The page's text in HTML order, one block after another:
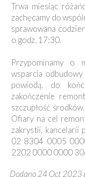
Trwa miesiąc
zachęcamy do
sprawowana
o godz. 17:30.
Przypominamy o
wsparcia
powiodą, do
zakończenie
szczupłość
Ofiary na cel
zakrystii, kancelarii
02 8304 0005
2202 0000 0000
Dodano 24 Oct 2023